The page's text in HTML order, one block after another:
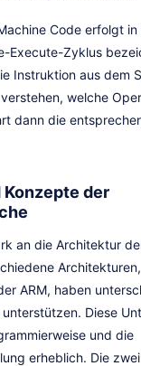
Code erfolgt in
Execute-Zyklus
Instruktion aus dem
welche
dann die
der
an die Architektur
ARM, haben
Diese
und die
erheblich. Die zwei